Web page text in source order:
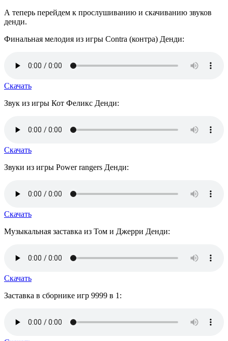
А теперь перейдем к прослушиванию и скачиванию звуков
денди.
Финальная мелодия из игры Contra (контра) Денди:
Скачать
Звук из игры Кот Феликс Денди:
Скачать
Звуки из игры Power rangers Денди:
Скачать
Музыкальная заставка из Том и Джерри Денди:
Скачать
Заставка в сборнике игр 9999 в 1: